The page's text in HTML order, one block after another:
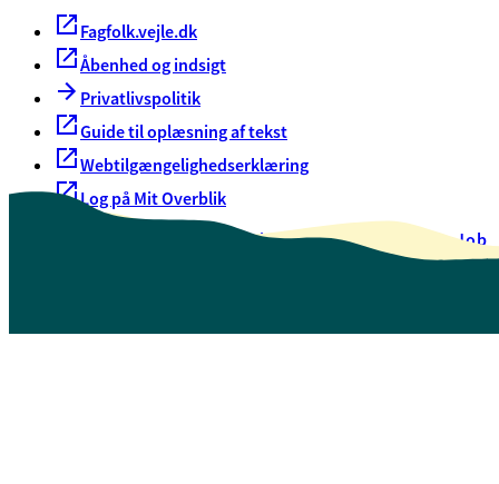
Fagfolk.vejle.dk
Åbenhed og indsigt
Privatlivspolitik
Guide til oplæsning af tekst
Webtilgængelighedserklæring
Log på Mit Overblik
Oversigt over selvbetjeningJob